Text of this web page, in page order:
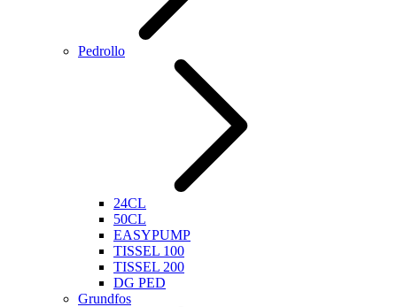
Pedrollo
24CL
50CL
EASYPUMP
TISSEL 100
TISSEL 200
DG PED
Grundfos